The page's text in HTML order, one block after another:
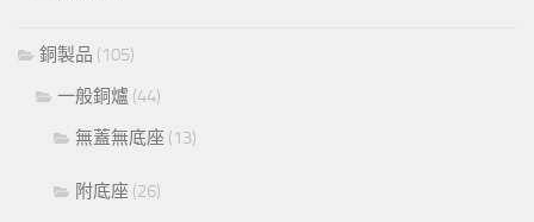
銅製品 (105)
一般銅爐 (44)
無蓋無底座 (13)
附底座 (26)